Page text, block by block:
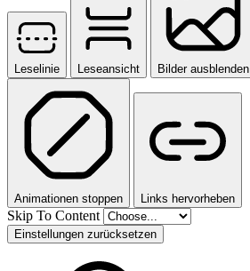
Leselinie Leseansicht Bilder ausblenden
Animationen stoppen Links hervorheben
Skip To Content
Einstellungen zurücksetzen